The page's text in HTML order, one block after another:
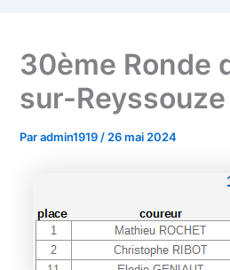
30ème Ronde
sur-Reyssouze
Paradmin1919 / 26 mai 2024